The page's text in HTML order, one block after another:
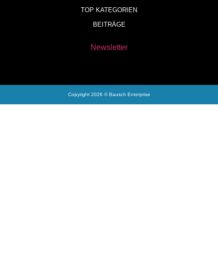
TOP KATEGORIEN
BEITRÄGE
Newsletter
Copyright 2026 © Bausch Enterprise